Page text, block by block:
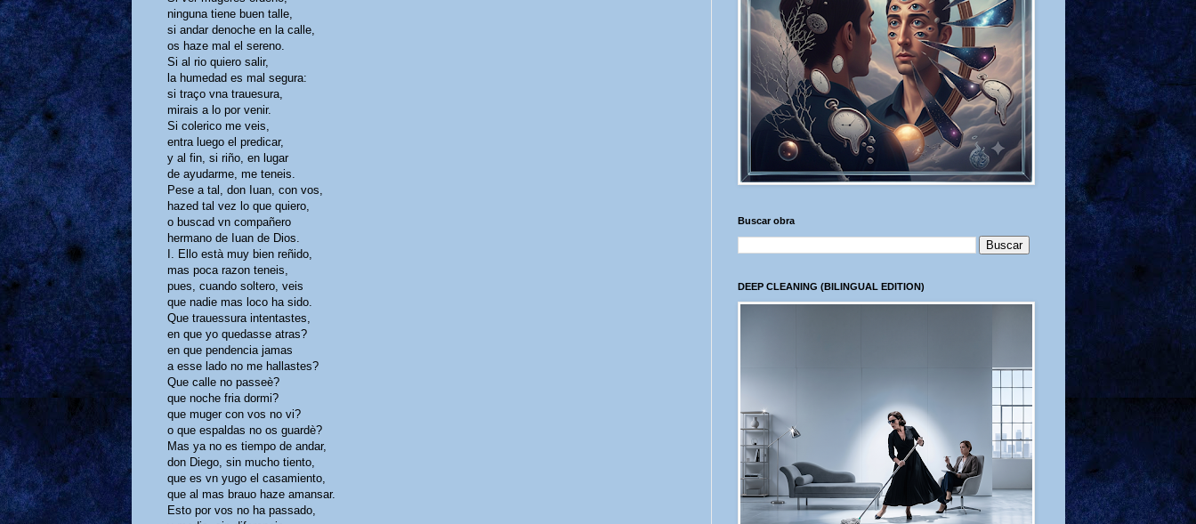
ninguna tiene buen talle,
si andar denoche en la calle,
os haze mal el sereno.
Si al rio quiero salir,
la humedad es mal segura:
si traço vna trauesura,
mirais a lo por venir.
Si colerico me veis,
entra luego el predicar,
y al fin, si riño, en lugar
de ayudarme, me teneis.
Pese a tal, don Iuan, con vos,
hazed tal vez lo que quiero,
o buscad vn compañero
hermano de Iuan de Dios.
I. Ello està muy bien reñido,
mas poca razon teneis,
pues, cuando soltero, veis
que nadie mas loco ha sido.
Que trauessura intentastes,
en que yo quedasse atras?
en que pendencia jamas
a esse lado no me hallastes?
Que calle no passeè?
que noche fria dormi?
que muger con vos no vi?
o que espaldas no os guardè?
Mas ya no es tiempo de andar,
don Diego, sin mucho tiento,
que es vn yugo el casamiento,
que al mas brauo haze amansar.
Esto por vos no ha passado,
Buscar obra
DEEP CLEANING (BILINGUAL EDITION)